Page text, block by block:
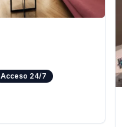
Acceso 24/7